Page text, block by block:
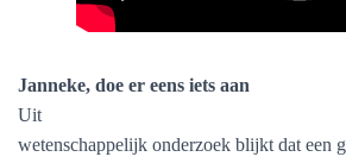
Janneke, doe er eens iets aan
Uit
wetenschappelijk onderzoek blijkt dat een